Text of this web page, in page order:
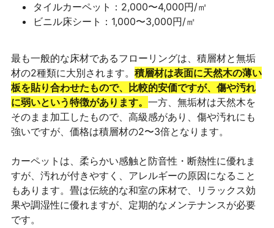
タイルカーペット：2,000〜4,000円/㎡
ビニル床シート：1,000〜3,000円/㎡
最も一般的な床材であるフローリングは、積層材と無垢
材の2種類に大別されます。 積層材は表面に天然木の薄い
板を貼り合わせたもので、比較的安価ですが、傷や汚れ
に弱いという特徴があります。 一方、無垢材は天然木を
そのまま加工したもので、高級感があり、傷や汚れにも
強いですが、価格は積層材の2〜3倍となります。
カーペットは、柔らかい感触と防音性・断熱性に優れま
すが、汚れが付きやすく、アレルギーの原因になること
もあります。畳は伝統的な和室の床材で、リラックス効
果や調湿性に優れますが、定期的なメンテナンスが必要
です。